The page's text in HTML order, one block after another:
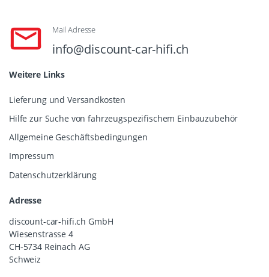
Mail Adresse
info@discount-car-hifi.ch
Weitere Links
Lieferung und Versandkosten
Hilfe zur Suche von fahrzeugspezifischem Einbauzubehör
Allgemeine Geschäftsbedingungen
Impressum
Datenschutzerklärung
Adresse
discount-car-hifi.ch GmbH
Wiesenstrasse 4
CH-5734 Reinach AG
Schweiz